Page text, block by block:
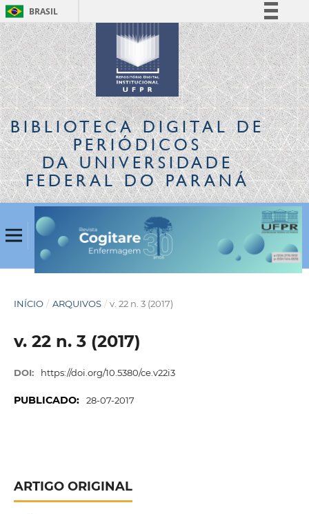
BRASIL
Simplifique!
Comunica BR
Participe
Acesso à informação
Legislação
Canais
BIBLIOTECA DIGITALDE
PERIÓDICOS
DA UNIVERSIDADE
FEDERAL DO PARANÁ
INÍCIO / ARQUIVOS / v. 22 n. 3 (2017)
v. 22 n. 3 (2017)
DOI: https://doi.org/10.5380/ce.v22i3
PUBLICADO: 28-07-2017
ARTIGO ORIGINAL